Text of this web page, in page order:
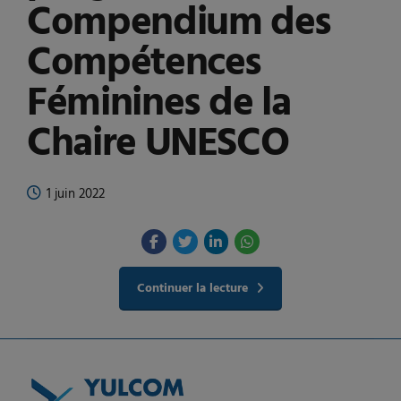
Compendium des
Compétences
Féminines de la
Chaire UNESCO
1 juin 2022
Continuer la lecture